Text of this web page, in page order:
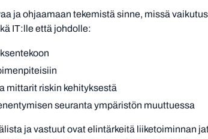
ja ohjaamaan tekemistä sinne, missä
IT:lle että johdolle:
mittarit riskin kehityksestä
seuranta ympäristön muuttuessa
ja vastuut ovat elintärkeitä